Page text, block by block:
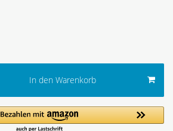
In den Warenkorb